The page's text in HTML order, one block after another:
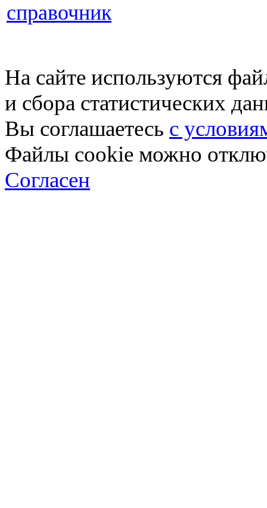
справочник
На сайте используются
и сбора статистических
Вы соглашаетесь с
Файлы cookie можно
Согласен